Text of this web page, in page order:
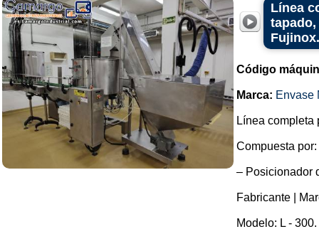
Línea
Fujinox.
Código
Marca: Envase
Línea completa
Compuesta por:
– Posicionador
Fabricante |
Modelo: L - 300.